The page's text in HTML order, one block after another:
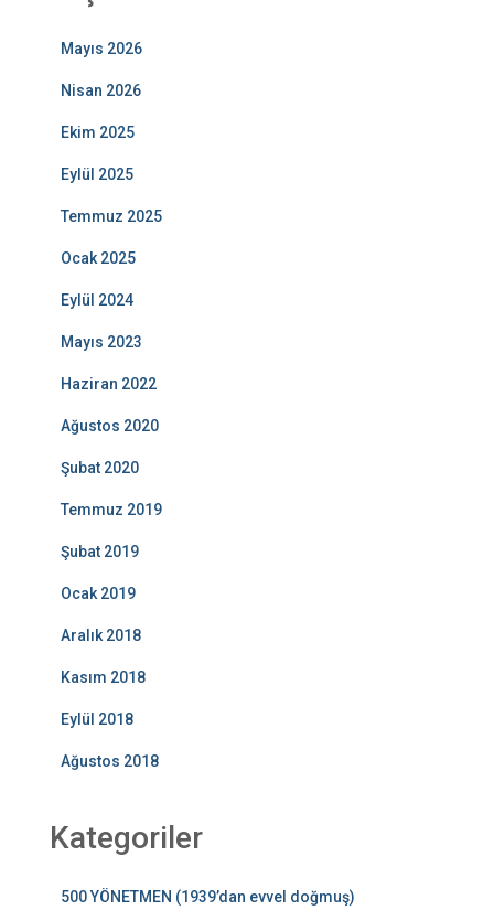
Mayıs 2026
Nisan 2026
Ekim 2025
Eylül 2025
Temmuz 2025
Ocak 2025
Eylül 2024
Mayıs 2023
Haziran 2022
Ağustos 2020
Şubat 2020
Temmuz 2019
Şubat 2019
Ocak 2019
Aralık 2018
Kasım 2018
Eylül 2018
Ağustos 2018
Kategoriler
500 YÖNETMEN (1939’dan evvel doğmuş)